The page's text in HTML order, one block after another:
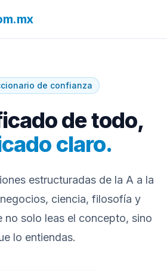
de confianza
de todo,
claro.
estructuradas de la A a la
ciencia, filosofía y
no solo leas el concepto, sino
lo entiendas.